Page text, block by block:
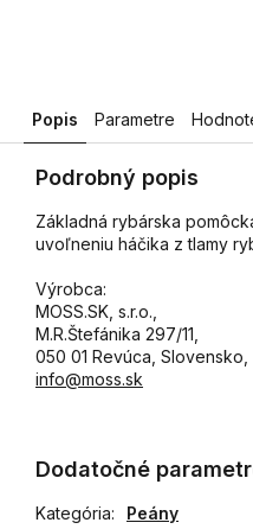
Popis Parametre
Podrobný popis
Základná rybárska
uvoľneniu háčika z tlamy
Výrobca:
MOSS.SK, s.r.o.,
M.R.Štefánika 297/11,
050 01 Revúca, Slovensko,
info@moss.sk
Dodatočné
Kategória: Peány